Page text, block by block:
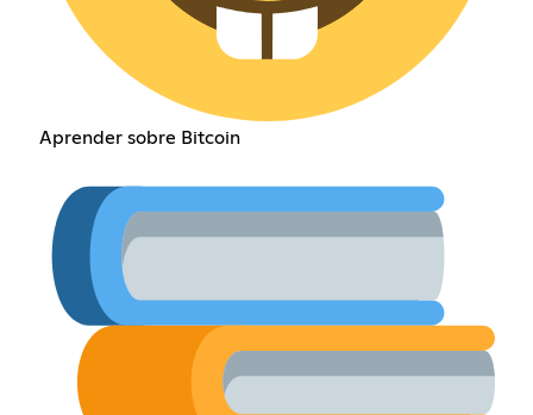
Aprender sobre Bitcoin